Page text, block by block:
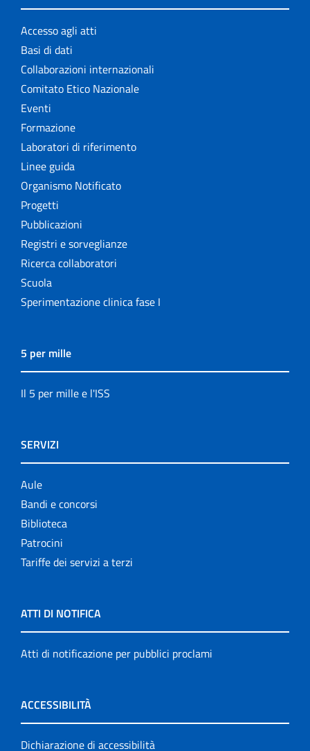
Accesso agli atti
Basi di dati
Collaborazioni internazionali
Comitato Etico Nazionale
Eventi
Formazione
Laboratori di riferimento
Linee guida
Organismo Notificato
Progetti
Pubblicazioni
Registri e sorveglianze
Ricerca collaboratori
Scuola
Sperimentazione clinica fase I
5 per mille
Il 5 per mille e l'ISS
SERVIZI
Aule
Bandi e concorsi
Biblioteca
Patrocini
Tariffe dei servizi a terzi
ATTI DI NOTIFICA
Atti di notificazione per pubblici proclami
ACCESSIBILITÀ
Dichiarazione di accessibilità